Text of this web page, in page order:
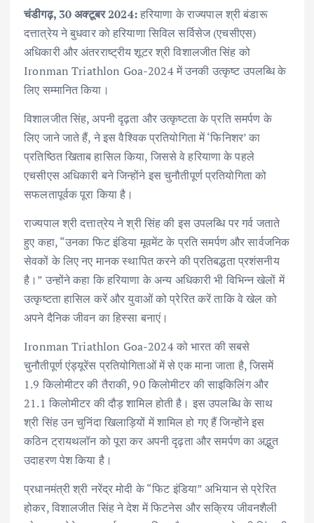
चंडीगढ़, 30 अक्टूबर 2024:हरियाणा के राज्यपाल श्री बंडारू
दत्तात्रेय ने बुधवार को हरियाणा सिविल सर्विसेज (एचसीएस)
अधिकारी और अंतरराष्ट्रीय शूटर श्री विशालजीत सिंह को
Ironman Triathlon Goa-2024 में उनकी उत्कृष्ट उपलब्धि के
लिए सम्मानित किया।
विशालजीत सिंह, अपनी दृढ़ता और उत्कृष्टता के प्रति समर्पण के
लिए जाने जाते हैं, ने इस वैश्विक प्रतियोगिता में ‘फिनिशर’ का
प्रतिष्ठित खिताब हासिल किया, जिससे वे हरियाणा के पहले
एचसीएस अधिकारी बने जिन्होंने इस चुनौतीपूर्ण प्रतियोगिता को
सफलतापूर्वक पूरा किया है।
राज्यपाल श्री दत्तात्रेय ने श्री सिंह की इस उपलब्धि पर गर्व जताते
हुए कहा, “उनका फिट इंडिया मूवमेंट के प्रति समर्पण और सार्वजनिक
सेवकों के लिए नए मानक स्थापित करने की प्रतिबद्धता प्रशंसनीय
है।” उन्होंने कहा कि हरियाणा के अन्य अधिकारी भी विभिन्न खेलों में
उत्कृष्टता हासिल करें और युवाओं को प्रेरित करें ताकि वे खेल को
अपने दैनिक जीवन का हिस्सा बनाएं।
Ironman Triathlon Goa-2024 को भारत की सबसे
चुनौतीपूर्ण एंड्यूरेंस प्रतियोगिताओं में से एक माना जाता है, जिसमें
1.9 किलोमीटर की तैराकी, 90 किलोमीटर की साइकिलिंग और
21.1 किलोमीटर की दौड़ शामिल होती है। इस उपलब्धि के साथ
श्री सिंह उन चुनिंदा खिलाड़ियों में शामिल हो गए हैं जिन्होंने इस
कठिन ट्रायथलॉन को पूरा कर अपनी दृढ़ता और समर्पण का अद्भुत
उदाहरण पेश किया है।
प्रधानमंत्री श्री नरेंद्र मोदी के “फिट इंडिया” अभियान से प्रेरित
होकर, विशालजीत सिंह ने देश में फिटनेस और सक्रिय जीवनशैली